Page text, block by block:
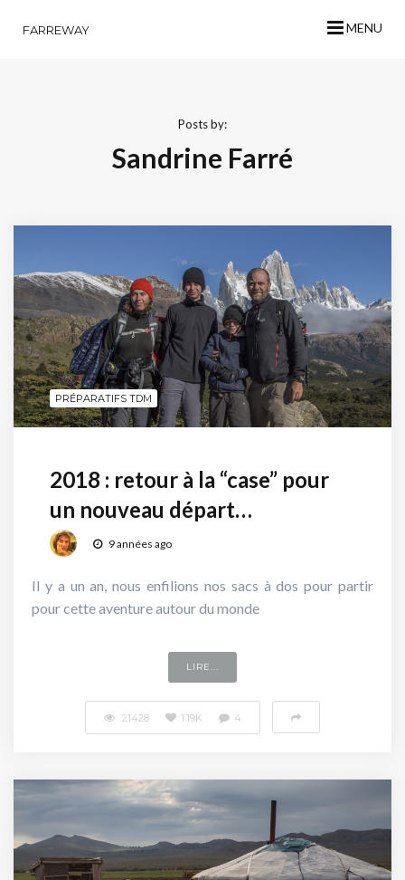
FARREWAY MENU
Posts by:
Sandrine Farré
PRÉPARATIFS TDM
2018 : retour à la “case” pour
un nouveau départ…
9 années ago
Il y a un an, nous enfilions nos sacs à dos pour partir
pour cette aventure autour du monde
LIRE...
21428 1.19K 4